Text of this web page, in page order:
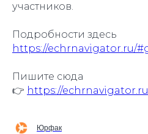
участников.
Подробности здесь
https://echrnavigator.ru/
Пишите сюда
👉 https://
Юрфак